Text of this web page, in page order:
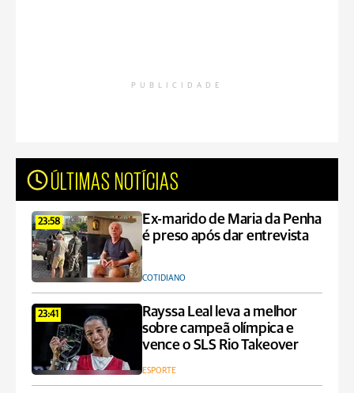
PUBLICIDADE
ÚLTIMAS NOTÍCIAS
23:58
Ex-marido de Maria da Penha
é preso após dar entrevista
COTIDIANO
23:41
Rayssa Leal leva a melhor
sobre campeã olímpica e
vence o SLS Rio Takeover
ESPORTE